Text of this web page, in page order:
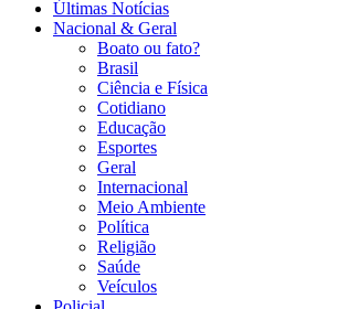
Últimas Notícias
Nacional & Geral
Boato ou fato?
Brasil
Ciência e Física
Cotidiano
Educação
Esportes
Geral
Internacional
Meio Ambiente
Política
Religião
Saúde
Veículos